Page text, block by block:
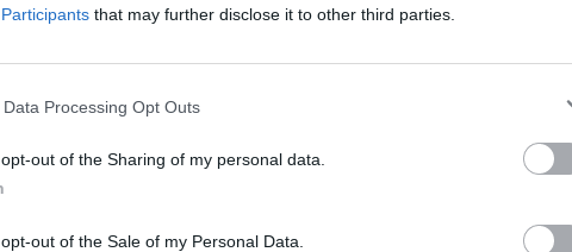
that may further disclose it to other third parties.
Data Processing Opt Outs
out of the Sharing of my personal data.
out of the Sale of my Personal Data.